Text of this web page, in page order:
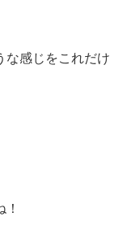
な感じをこれだけ